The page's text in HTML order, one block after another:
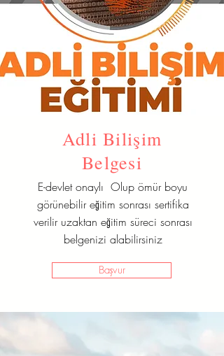
Adli Bilişim
Belgesi
E-devlet onaylı Olup ömür boyu
görünebilir eğitim sonrası sertifika
verilir uzaktan eğitim süreci sonrası
belgenizi alabilirsiniz
Başvur